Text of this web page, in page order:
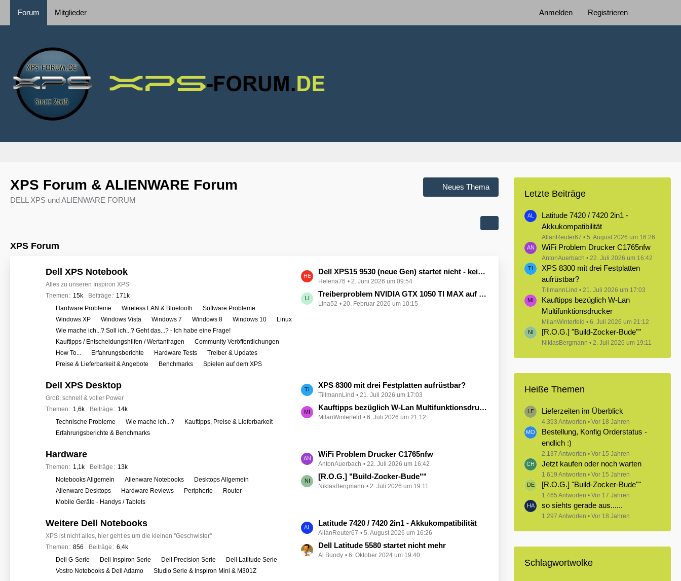
Forum Mitglieder Anmelden Registrieren
XPS Forum & ALIENWARE Forum
DELL XPS und ALIENWARE FORUM
Neues Thema
XPS Forum
Dell XPS Notebook
Alles zu unseren Inspiron XPS
Themen
15k Beiträge 171k
L
e
t
z
r
ä
g
e
Dell XPS15 9530 (neue Gen) startet nicht - kein booten, kein Licht - nichts tut sich - hat jemand eine Idee wie man ihn zum Leben erwecken könnte?
Helena76 2. Juni 2026 um 09:54
Treiberproblem NVIDIA GTX 1050 TI MAX auf XPS 9570 Windows 11
Lina52 20. Februar 2026 um 10:15
r
e
n
Hardware Probleme Wireless LAN & Bluetooth
Software Probleme
Windows XP
Windows Vista Windows 7 Windows 8 Windows 10
Linux
Wie mache ich...? Soll ich...? Geht das...? - Ich habe eine Frage!
Kauftipps / Entscheidungshilfen / Wertanfragen
Community Veröffentlichungen
How To...
Erfahrungsberichte Hardware Tests
Treiber & Updates
Preise & Lieferbarkeit & Angebote
Benchmarks Spielen auf dem XPS
Dell XPS Desktop
Groß, schnell & voller Power
Themen
1,6k Beiträge 14k
L
e
t
z
B
e
t
e
XPS 8300 mit drei Festplatten aufrüstbar?
TillmannLind 21. Juli 2026 um 17:03
Kauftipps bezüglich W-Lan Multifunktionsdrucker
MilanWinterfeld 6. Juli 2026 um 21:12
e
r
n
Technische Probleme Wie mache ich...?
Kauftipps, Preise & Lieferbarkeit
Erfahrungsberichte & Benchmarks
Hardware
Themen 1,1k Beiträge 13k
L
e
t
z
B
e
t
WiFi Problem Drucker C1765nfw
AntonAuerbach 22. Juli 2026 um 16:42
[R.O.G.] "Build-Zocker-Bude""
NiklasBergmann 2. Juli 2026 um 19:11
r
f
o
Notebooks Allgemein Alienware Notebooks
Desktops Allgemein
Alienware Desktops
Hardware Reviews Peripherie
Router
Mobile Geräte - Handys / Tablets
Weitere Dell Notebooks
XPS ist nicht alles, hier geht es um die kleinen "Geschwister"
Themen
856 Beiträge 6,4k
L
e
t
z
Latitude 7420 / 7420 2in1 - Akkukompatibilität
AllanReuter67 5. August 2026 um 16:26
Dell Latitude 5580 startet nicht mehr
Al Bundy 6. Oktober 2024 um 19:40
Dell G-Serie Dell Inspiron Serie Dell Precision Serie
Dell Latitude Serie
Vostro Notebooks & Dell Adamo
Studio Serie & Inspiron Mini & M301Z
Letzte Beiträge
Latitude 7420 / 7420 2in1 -
Akkukompatibilität
AllanReuter67 5. August 2026 um 16:26
WiFi Problem Drucker C1765nfw
AntonAuerbach 22. Juli 2026 um 16:42
XPS 8300 mit drei Festplatten
aufrüstbar?
TillmannLind 21. Juli 2026 um 17:03
Kauftipps bezüglich W-Lan
Multifunktionsdrucker
MilanWinterfeld 6. Juli 2026 um 21:12
[R.O.G.] "Build-Zocker-Bude""
NiklasBergmann 2. Juli 2026 um 19:11
Heiße Themen
Lieferzeiten im Überblick
4.393 Antworten Vor 18 Jahren
Bestellung, Konfig Orderstatus -
endlich :)
2.137 Antworten Vor 15 Jahren
Jetzt kaufen oder noch warten
1.619 Antworten Vor 15 Jahren
[R.O.G.] "Build-Zocker-Bude""
1.465 Antworten Vor 17 Jahren
so siehts gerade aus......
1.297 Antworten Vor 18 Jahren
Schlagwortwolke